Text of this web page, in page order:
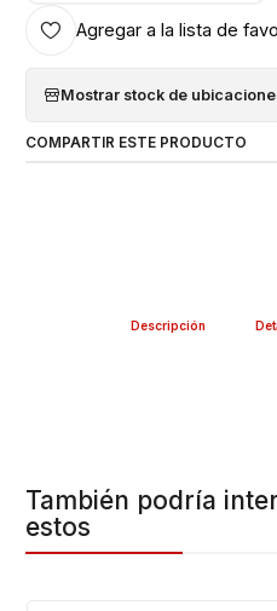
Agregar a la lista de
Mostrar stock de
COMPARTIR ESTE PRODUCTO
Descripción
También podría
estos